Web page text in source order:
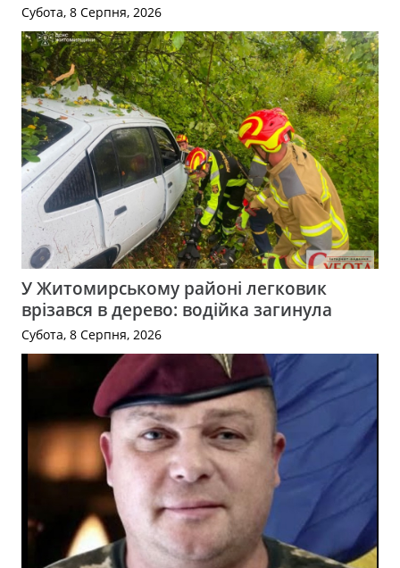
Субота, 8 Серпня, 2026
У Житомирському районі легковик
врізався в дерево: водійка загинула
Субота, 8 Серпня, 2026